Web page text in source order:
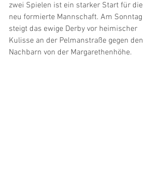
zwei Spielen ist ein starker Start für die
neu formierte Mannschaft. Am Sonntag
steigt das ewige Derby vor heimischer
Kulisse an der Pelmanstraße gegen den
Nachbarn von der Margarethenhöhe.